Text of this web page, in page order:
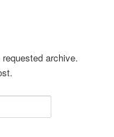
archive.